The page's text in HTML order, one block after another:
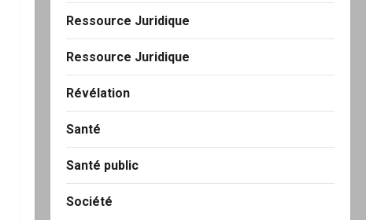
Ressource Juridique
Ressource Juridique
Révélation
Santé
Santé public
Société